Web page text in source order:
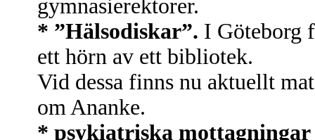
gymnasierektorer.
* ”Hälsodiskar”. I Göteborg
ett hörn av ett bibliotek.
Vid dessa finns nu aktuellt
om Ananke.
* psykiatriska